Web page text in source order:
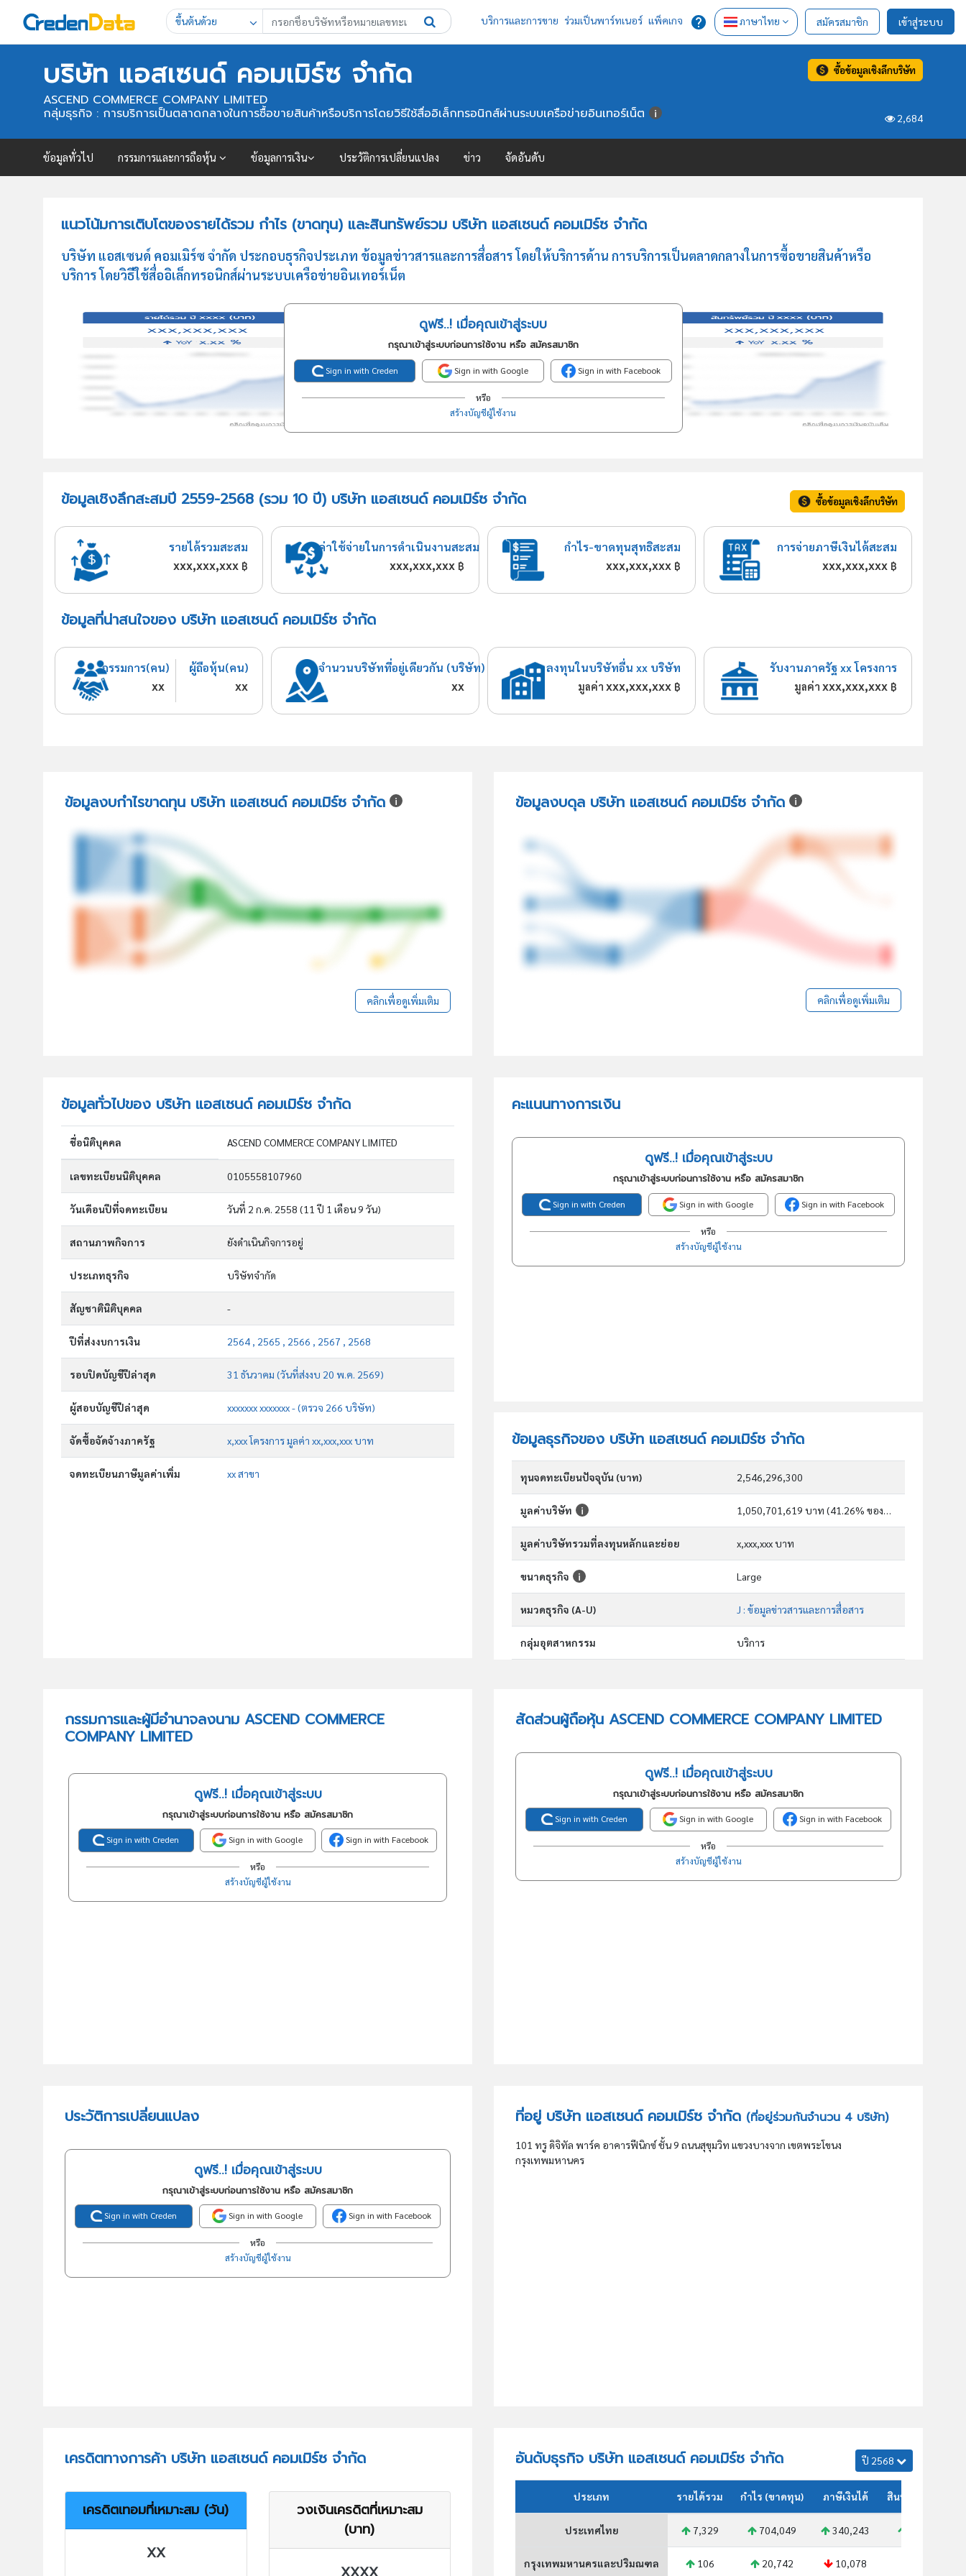
ขึ้นต้นด้วย บริการและการขาย ร่วมเป็นพาร์ทเนอร์ แพ็คเกจ ภาษาไทย สมัครสมาชิก เข้าสู่ระบบ
บริษัท แอสเซนด์ คอมเมิร์ซ จำกัด ซื้อข้อมูลเชิงลึกบริษัท
ASCEND COMMERCE COMPANY LIMITED
2,684
กลุ่มธุรกิจ : การบริการเป็นตลาดกลางในการซื้อขายสินค้าหรือบริการโดยวิธีใช้สื่ออิเล็กทรอนิกส์ผ่านระบบเครือข่ายอินเทอร์เน็ต
ข้อมูลทั่วไป กรรมการและการถือหุ้น ข้อมูลการเงิน ประวัติการเปลี่ยนแปลง ข่าว จัดอันดับ
แนวโน้มการเติบโตของรายได้รวม กำไร (ขาดทุน) และสินทรัพย์รวม บริษัท แอสเซนด์ คอมเมิร์ซ จำกัด
บริษัท แอสเซนด์ คอมเมิร์ซ จำกัด ประกอบธุรกิจประเภท ข้อมูลข่าวสารและการสื่อสาร โดยให้บริการด้าน การบริการเป็นตลาดกลางในการซื้อขายสินค้าหรือ
บริการ โดยวิธีใช้สื่ออิเล็กทรอนิกส์ผ่านระบบเครือข่ายอินเทอร์เน็ต
ดูฟรี..! เมื่อคุณเข้าสู่ระบบ
กรุณาเข้าสู่ระบบก่อนการใช้งาน หรือ สมัครสมาชิก
Sign in with Creden Sign in with Google Sign in with Facebook
หรือ
สร้างบัญชีผู้ใช้งาน
ข้อมูลเชิงลึกสะสมปี 2559-2568 (รวม 10 ปี) บริษัท แอสเซนด์ คอมเมิร์ซ จำกัด ซื้อข้อมูลเชิงลึกบริษัท
รายได้รวมสะสม
xxx,xxx,xxx ฿
ค่าใช้จ่ายในการดำเนินงานสะสม
xxx,xxx,xxx ฿
กำไร-ขาดทุนสุทธิสะสม
xxx,xxx,xxx ฿
การจ่ายภาษีเงินได้สะสม
xxx,xxx,xxx ฿
ข้อมูลที่น่าสนใจของ บริษัท แอสเซนด์ คอมเมิร์ซ จำกัด
กรรมการ(คน)
xx
ผู้ถือหุ้น(คน)
xx
จำนวนบริษัทที่อยู่เดียวกัน (บริษัท)
xx
ลงทุนในบริษัทอื่น xx บริษัท
มูลค่าxxx,xxx,xxx ฿
รับงานภาครัฐ xx โครงการ
มูลค่าxxx,xxx,xxx ฿
ข้อมูลงบกำไรขาดทุน บริษัท แอสเซนด์ คอมเมิร์ซ จำกัด
คลิกเพื่อดูเพิ่มเติม
ข้อมูลงบดุล บริษัท แอสเซนด์ คอมเมิร์ซ จำกัด
คลิกเพื่อดูเพิ่มเติม
ข้อมูลทั่วไปของ บริษัท แอสเซนด์ คอมเมิร์ซ จำกัด
ชื่อนิติบุคคล ASCEND COMMERCE COMPANY LIMITED
เลขทะเบียนนิติบุคคล 0105558107960
วันเดือนปีที่จดทะเบียน วันที่ 2 ก.ค. 2558 (11 ปี 1 เดือน 9 วัน)
สถานภาพกิจการ ยังดำเนินกิจการอยู่
ประเภทธุรกิจ บริษัทจำกัด
สัญชาตินิติบุคคล -
ปีที่ส่งงบการเงิน 2564 , 2565 , 2566 , 2567 , 2568
รอบปิดบัญชีปีล่าสุด 31 ธันวาคม (วันที่ส่งงบ 20 พ.ค. 2569)
ผู้สอบบัญชีปีล่าสุด xxxxxxx xxxxxxx - (ตรวจ 266 บริษัท)
จัดซื้อจัดจ้างภาครัฐ x,xxx โครงการ มูลค่า xx,xxx,xxx บาท
จดทะเบียนภาษีมูลค่าเพิ่ม xx สาขา
คะแนนทางการเงิน
ดูฟรี..! เมื่อคุณเข้าสู่ระบบ
กรุณาเข้าสู่ระบบก่อนการใช้งาน หรือ สมัครสมาชิก
Sign in with Creden Sign in with Google Sign in with Facebook
หรือ
สร้างบัญชีผู้ใช้งาน
ข้อมูลธุรกิจของ บริษัท แอสเซนด์ คอมเมิร์ซ จำกัด
ทุนจดทะเบียนปัจจุบัน (บาท) 2,546,296,300
มูลค่าบริษัท 1,050,701,619 บาท (41.26% ของทุน)
มูลค่าบริษัทรวมที่ลงทุนหลักและย่อย x,xxx,xxx บาท
ขนาดธุรกิจ Large
หมวดธุรกิจ (A-U) J : ข้อมูลข่าวสารและการสื่อสาร
กลุ่มอุตสาหกรรม บริการ
กรรมการและผู้มีอำนาจลงนาม ASCEND COMMERCE
COMPANY LIMITED
ดูฟรี..! เมื่อคุณเข้าสู่ระบบ
กรุณาเข้าสู่ระบบก่อนการใช้งาน หรือ สมัครสมาชิก
Sign in with Creden Sign in with Google Sign in with Facebook
หรือ
สร้างบัญชีผู้ใช้งาน
สัดส่วนผู้ถือหุ้น ASCEND COMMERCE COMPANY LIMITED
ดูฟรี..! เมื่อคุณเข้าสู่ระบบ
กรุณาเข้าสู่ระบบก่อนการใช้งาน หรือ สมัครสมาชิก
Sign in with Creden Sign in with Google Sign in with Facebook
หรือ
สร้างบัญชีผู้ใช้งาน
ประวัติการเปลี่ยนแปลง
ดูฟรี..! เมื่อคุณเข้าสู่ระบบ
กรุณาเข้าสู่ระบบก่อนการใช้งาน หรือ สมัครสมาชิก
Sign in with Creden Sign in with Google Sign in with Facebook
หรือ
สร้างบัญชีผู้ใช้งาน
ที่อยู่ บริษัท แอสเซนด์ คอมเมิร์ซ จำกัด (ที่อยู่ร่วมกันจำนวน 4 บริษัท)
101 ทรู ดิจิทัล พาร์ค อาคารฟีนิกซ์ ชั้น 9 ถนนสุขุมวิท แขวงบางจาก เขตพระโขนง
กรุงเทพมหานคร
เครดิตทางการค้า บริษัท แอสเซนด์ คอมเมิร์ซ จำกัด
เครดิตเทอมที่เหมาะสม (วัน)
XX
วงเงินเครดิตที่เหมาะสม
(บาท)
อันดับธุรกิจ บริษัท แอสเซนด์ คอมเมิร์ซ จำกัด ปี 2568
ประเภท รายได้รวม กำไร (ขาดทุน) ภาษีเงินได้ สินทรัพย์รวม
ประเทศไทย 7,329 704,049 340,243
กรุงเทพมหานครและปริมณฑล 106 20,742 10,078